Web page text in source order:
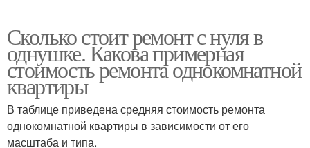
Сколько стоит ремонт с нуля в
однушке. Какова примерная
стоимость ремонта однокомнатной
квартиры
В таблице приведена средняя стоимость ремонта
однокомнатной квартиры в зависимости от его
масштаба и типа.